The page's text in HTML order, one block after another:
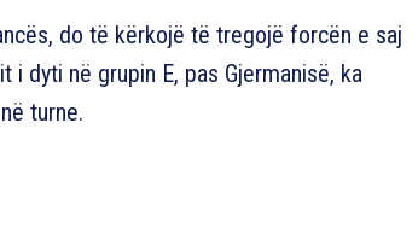
do të kërkojë të tregojë forcën e saj
i dyti në grupin E, pas Gjermanisë, ka
turne.